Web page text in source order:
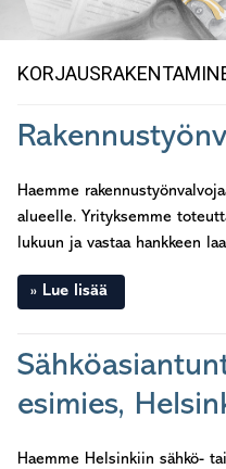
Haemme
alueelle. Yrityksemme
lukuun ja vastaa hankkeen
Lue lisää
esimies,
Haemme Helsinkiin sähkö-